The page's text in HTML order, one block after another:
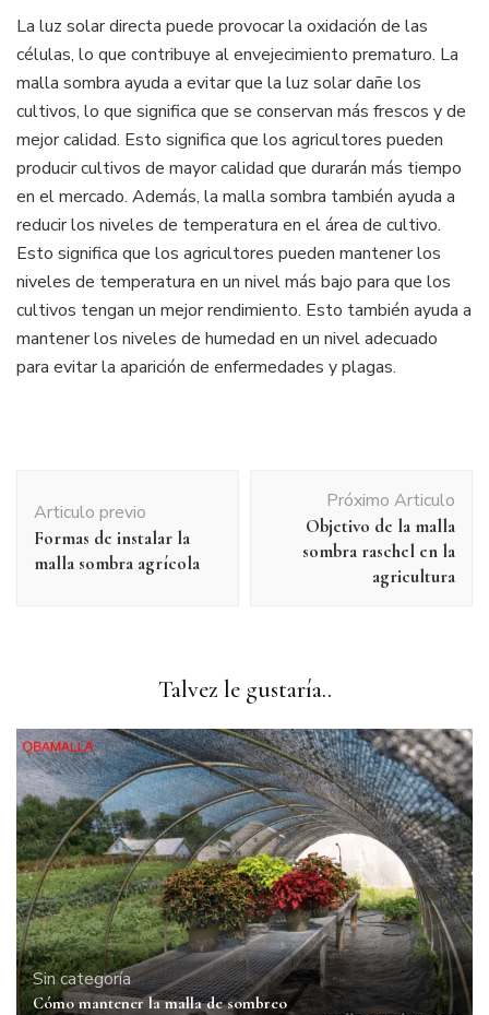
La luz solar directa puede provocar la oxidación de las
células, lo que contribuye al envejecimiento prematuro. La
malla sombra ayuda a evitar que la luz solar dañe los
cultivos, lo que significa que se conservan más frescos y de
mejor calidad. Esto significa que los agricultores pueden
producir cultivos de mayor calidad que durarán más tiempo
en el mercado. Además, la malla sombra también ayuda a
reducir los niveles de temperatura en el área de cultivo.
Esto significa que los agricultores pueden mantener los
niveles de temperatura en un nivel más bajo para que los
cultivos tengan un mejor rendimiento. Esto también ayuda a
mantener los niveles de humedad en un nivel adecuado
para evitar la aparición de enfermedades y plagas.
de
publicación
Articulo previo
Formas de instalar la
malla sombra agrícola
Próximo Articulo
Objetivo de la malla
sombra raschel en la
agricultura
Talvez le gustaría..
Sin categoría
Cómo mantener la malla de sombreo